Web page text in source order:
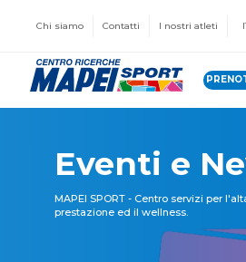
Chi siamo Contatti I nostri atleti
Eventi e
MAPEI SPORT - Centro servizi per
prestazione ed il wellness.